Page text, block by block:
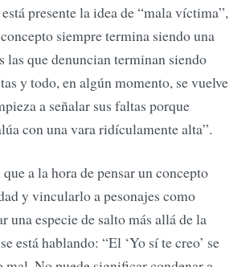
presente la idea de “mala víctima”,
siempre termina siendo una
las que denuncian terminan siendo
y todo, en algún momento, se vuelve
a señalar sus faltas porque
con una vara ridículamente alta”.
a la hora de pensar un concepto
y vincularlo a pesonajes como
una especie de salto más allá de la
está hablando: “El ‘Yo sí te creo’ se